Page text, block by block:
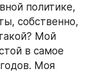
политике,
собственно,
Мой
в самое
Моя